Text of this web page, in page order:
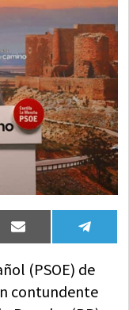
Compartir
en
Email
en
(PSOE) de
contundente